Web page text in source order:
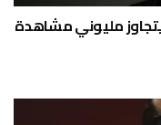
مليوني مشاهدة